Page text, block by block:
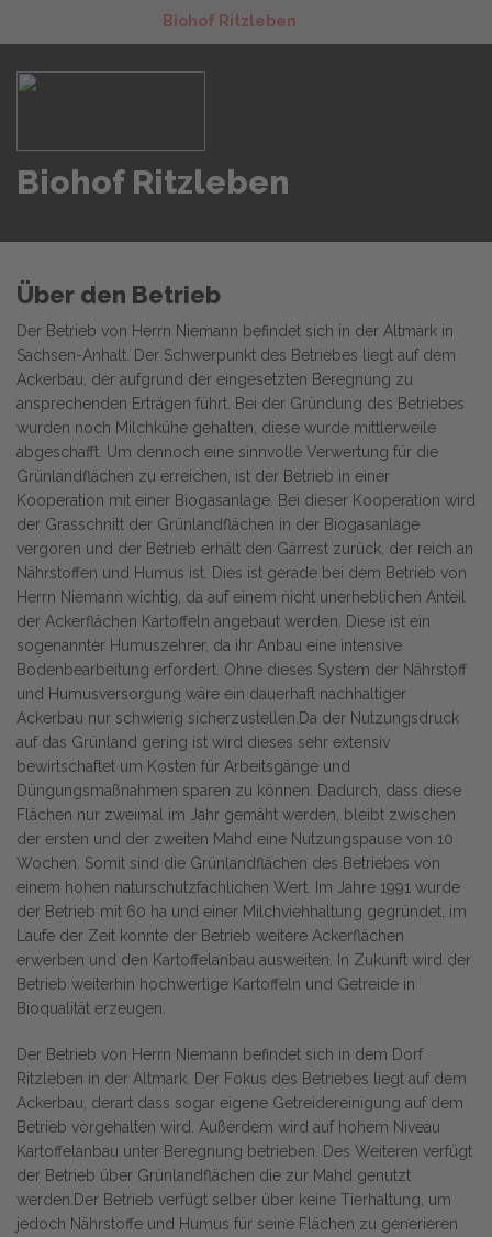
Biohof Ritzleben
Biohof Ritzleben
Über den Betrieb
Der Betrieb von Herrn Niemann befindet sich in der Altmark in
Sachsen-Anhalt. Der Schwerpunkt des Betriebes liegt auf dem
Ackerbau, der aufgrund der eingesetzten Beregnung zu
ansprechenden Erträgen führt. Bei der Gründung des Betriebes
wurden noch Milchkühe gehalten, diese wurde mittlerweile
abgeschafft. Um dennoch eine sinnvolle Verwertung für die
Grünlandflächen zu erreichen, ist der Betrieb in einer
Kooperation mit einer Biogasanlage. Bei dieser Kooperation wird
der Grasschnitt der Grünlandflächen in der Biogasanlage
vergoren und der Betrieb erhält den Gärrest zurück, der reich an
Nährstoffen und Humus ist. Dies ist gerade bei dem Betrieb von
Herrn Niemann wichtig, da auf einem nicht unerheblichen Anteil
der Ackerflächen Kartoffeln angebaut werden. Diese ist ein
sogenannter Humuszehrer, da ihr Anbau eine intensive
Bodenbearbeitung erfordert. Ohne dieses System der Nährstoff
und Humusversorgung wäre ein dauerhaft nachhaltiger
Ackerbau nur schwierig sicherzustellen.Da der Nutzungsdruck
auf das Grünland gering ist wird dieses sehr extensiv
bewirtschaftet um Kosten für Arbeitsgänge und
Düngungsmaßnahmen sparen zu können. Dadurch, dass diese
Flächen nur zweimal im Jahr gemäht werden, bleibt zwischen
der ersten und der zweiten Mahd eine Nutzungspause von 10
Wochen. Somit sind die Grünlandflächen des Betriebes von
einem hohen naturschutzfachlichen Wert. Im Jahre 1991 wurde
der Betrieb mit 60 ha und einer Milchviehhaltung gegründet, im
Laufe der Zeit konnte der Betrieb weitere Ackerflächen
erwerben und den Kartoffelanbau ausweiten. In Zukunft wird der
Betrieb weiterhin hochwertige Kartoffeln und Getreide in
Bioqualität erzeugen.
Der Betrieb von Herrn Niemann befindet sich in dem Dorf
Ritzleben in der Altmark. Der Fokus des Betriebes liegt auf dem
Ackerbau, derart dass sogar eigene Getreidereinigung auf dem
Betrieb vorgehalten wird. Außerdem wird auf hohem Niveau
Kartoffelanbau unter Beregnung betrieben. Des Weiteren verfügt
der Betrieb über Grünlandflächen die zur Mahd genutzt
werden.Der Betrieb verfügt selber über keine Tierhaltung, um
jedoch Nährstoffe und Humus für seine Flächen zu generieren